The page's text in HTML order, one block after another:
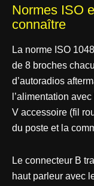
Normes ISO
connaître
La norme ISO
de 8 broches
d’autoradios
l’alimentation
V accessoire (fil
du poste et la
Le connecteur B
haut parleur avec